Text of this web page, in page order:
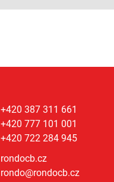
+420 387 311 661
+420 777 101 001
+420 722 284 945
rondocb.cz
rondo@rondocb.cz